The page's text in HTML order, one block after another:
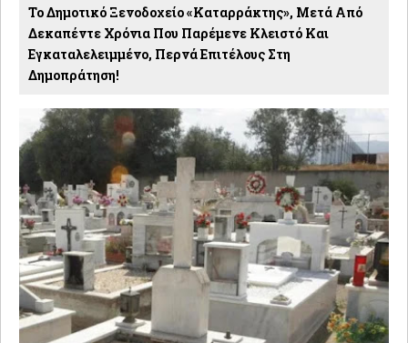
Το Δημοτικό Ξενοδοχείο «Καταρράκτης», Μετά Από
Δεκαπέντε Χρόνια Που Παρέμενε Κλειστό Και
Εγκαταλελειμμένο, Περνά Επιτέλους Στη
Δημοπράτηση!